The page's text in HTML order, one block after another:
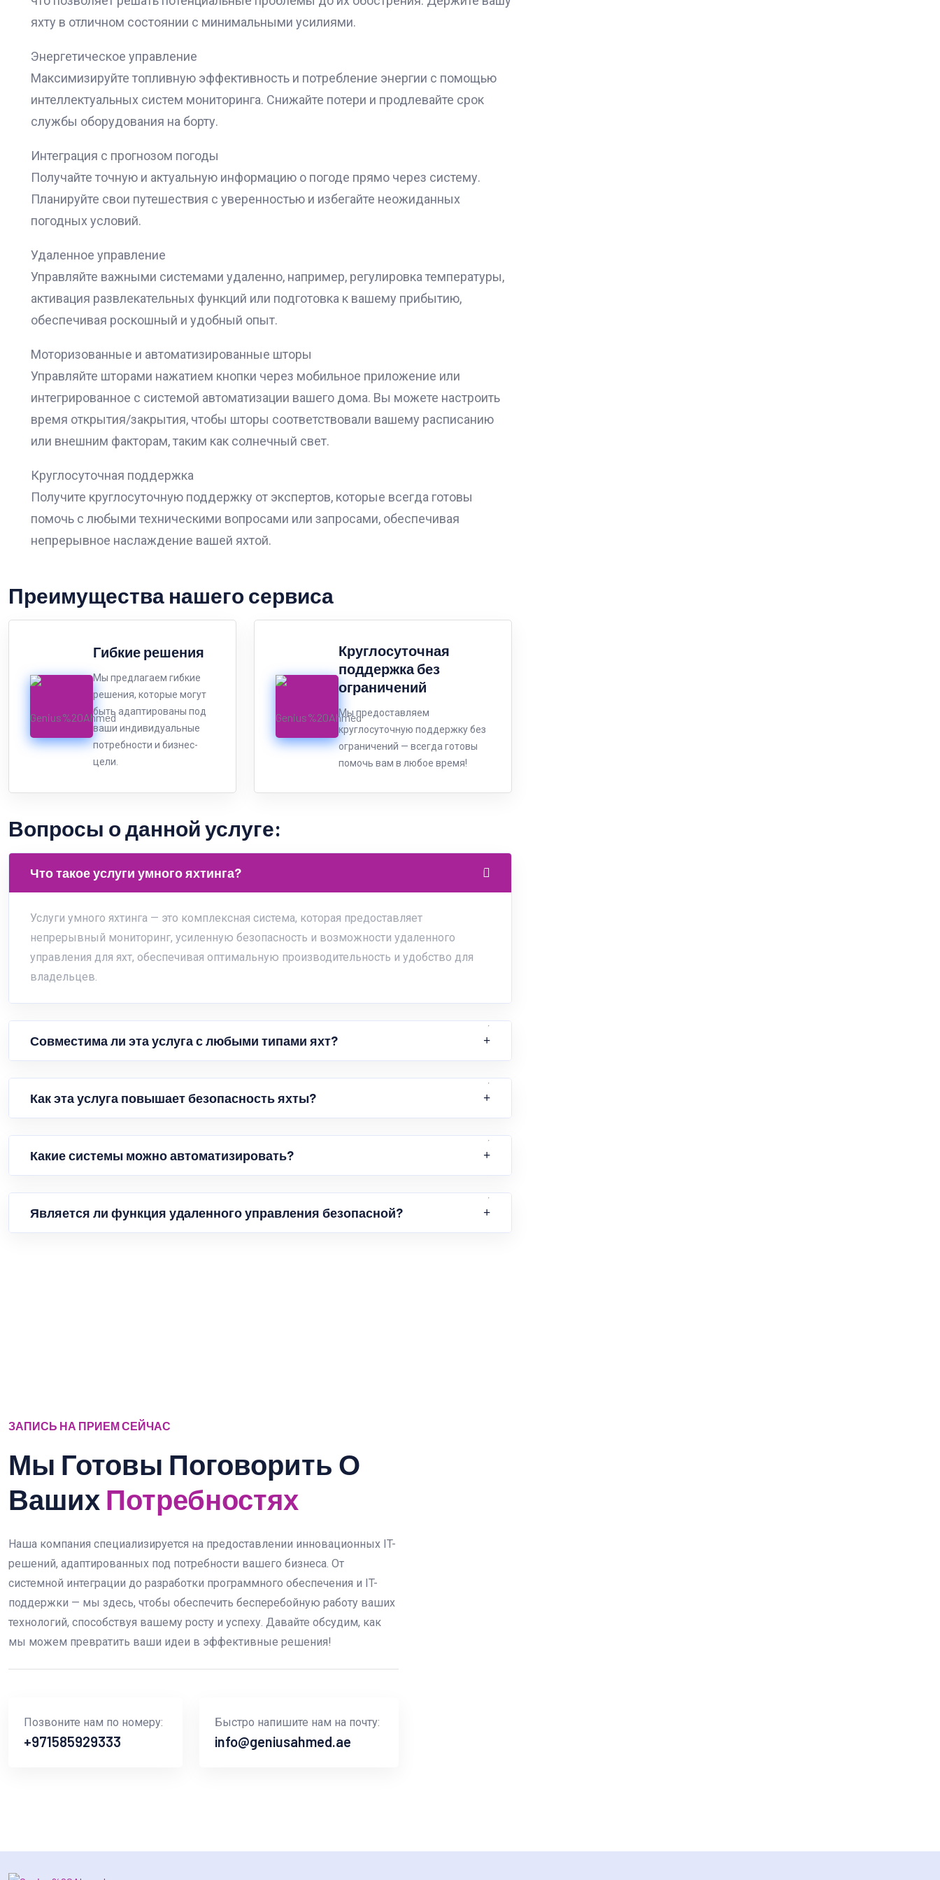
яхту в отличном состоянии с минимальными усилиями.
Энергетическое управление
Максимизируйте топливную эффективность и потребление энергии с помощью
интеллектуальных систем мониторинга. Снижайте потери и продлевайте срок
службы оборудования на борту.
Интеграция с прогнозом погоды
Получайте точную и актуальную информацию о погоде прямо через систему.
Планируйте свои путешествия с уверенностью и избегайте неожиданных
погодных условий.
Удаленное управление
Управляйте важными системами удаленно, например, регулировка температуры,
активация развлекательных функций или подготовка к вашему прибытию,
обеспечивая роскошный и удобный опыт.
Моторизованные и автоматизированные шторы
Управляйте шторами нажатием кнопки через мобильное приложение или
интегрированное с системой автоматизации вашего дома. Вы можете настроить
время открытия/закрытия, чтобы шторы соответствовали вашему расписанию
или внешним факторам, таким как солнечный свет.
Круглосуточная поддержка
Получите круглосуточную поддержку от экспертов, которые всегда готовы
помочь с любыми техническими вопросами или запросами, обеспечивая
непрерывное наслаждение вашей яхтой.
Преимущества нашего сервиса
Гибкие решения
Мы предлагаем гибкие
решения, которые могут
быть адаптированы под
ваши индивидуальные
потребности и бизнес-
цели.
Круглосуточная
поддержка без
ограничений
Мы предоставляем
круглосуточную поддержку без
ограничений — всегда готовы
помочь вам в любое время!
Вопросы о данной услуге:
Что такое услуги умного яхтинга?
Услуги умного яхтинга — это комплексная система, которая предоставляет
непрерывный мониторинг, усиленную безопасность и возможности удаленного
управления для яхт, обеспечивая оптимальную производительность и удобство для
владельцев.
Совместима ли эта услуга с любыми типами яхт?
Как эта услуга повышает безопасность яхты?
Какие системы можно автоматизировать?
Является ли функция удаленного управления безопасной?
ЗАПИСЬ НА ПРИЕМ СЕЙЧАС
Мы Готовы Поговорить О
Ваших Потребностях
Наша компания специализируется на предоставлении инновационных IT-
решений, адаптированных под потребности вашего бизнеса. От
системной интеграции до разработки программного обеспечения и IT-
поддержки — мы здесь, чтобы обеспечить бесперебойную работу ваших
технологий, способствуя вашему росту и успеху. Давайте обсудим, как
мы можем превратить ваши идеи в эффективные решения!
Позвоните нам по номеру:
+971585929333
Быстро напишите нам на почту:
info@geniusahmed.ae